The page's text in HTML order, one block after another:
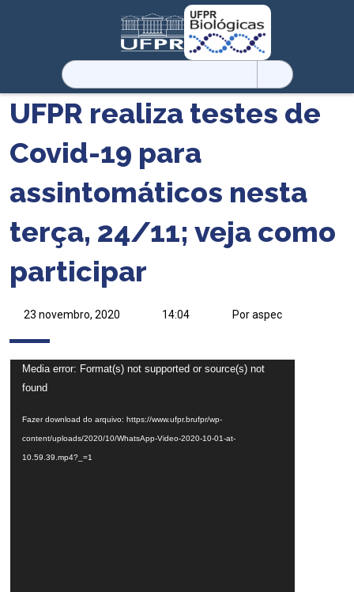
Pesquisar
por:
UFPR realiza testes de
Covid-19 para
assintomáticos nesta
terça, 24/11; veja como
participar
23 novembro, 2020 14:04 Por aspec
Tocador
de
Media error: Format(s) not supported or source(s) not
found
Fazer download do arquivo: https://www.ufpr.brufpr/wp-
content/uploads/2020/10/WhatsApp-Video-2020-10-01-at-
10.59.39.mp4?_=1